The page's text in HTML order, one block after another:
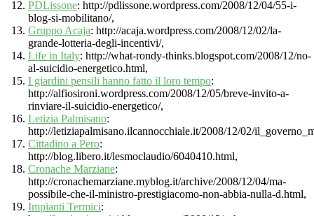
PDLissone: http://pdlissone.wordpress.com/2008/12/04/55-i-
blog-si-mobilitano/,
Gruppo Acaja: http://acaja.wordpress.com/2008/12/02/la-
grande-lotteria-degli-incentivi/,
Life in Italy: http://what-rondy-thinks.blogspot.com/2008/12/no-
al-suicidio-energetico.html,
I giardini pensili hanno fatto il loro tempo:
http://alfiosironi.wordpress.com/2008/12/05/breve-invito-a-
rinviare-il-suicidio-energetico/,
Letizia Palmisano:
http://letiziapalmisano.ilcannocchiale.it/2008/12/02/
Cittadino a Pero:
http://blog.libero.it/lesmoclaudio/6040410.html,
Cronache Marziane:
http://cronachemarziane.myblog.it/archive/2008/12/04/ma-
possibile-che-il-ministro-prestigiacomo-non-abbia-nulla-d.html,
Impianti Termici: